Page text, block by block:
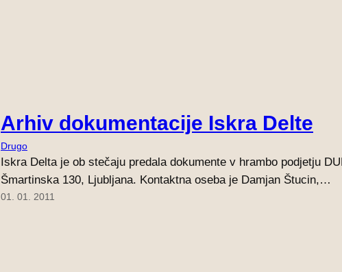
Arhiv dokumentacije Iskra Delte
Drugo
Iskra Delta je ob stečaju predala dokumente v hrambo podjetju
Šmartinska 130, Ljubljana. Kontaktna oseba je Damjan Štucin,…
01. 01. 2011